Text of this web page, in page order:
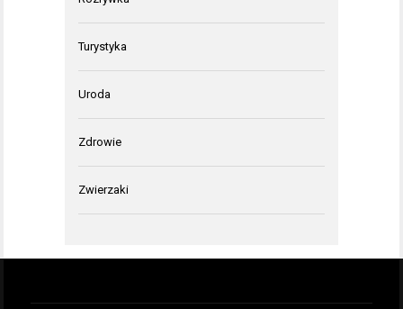
Turystyka
Uroda
Zdrowie
Zwierzaki